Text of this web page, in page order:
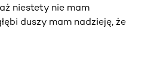
niestety nie mam
duszy mam nadzieję, że